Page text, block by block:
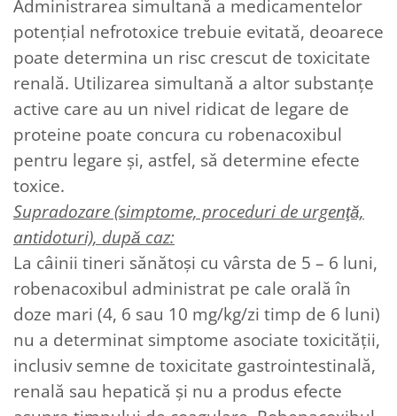
Administrarea simultană a medicamentelor
potenţial nefrotoxice trebuie evitată, deoarece
poate determina un risc crescut de toxicitate
renală. Utilizarea simultană a altor substanţe
active care au un nivel ridicat de legare de
proteine poate concura cu robenacoxibul
pentru legare şi, astfel, să determine efecte
toxice.
Supradozare (simptome, proceduri de urgenţă,
antidoturi), după caz:
La câinii tineri sănătoşi cu vârsta de 5 – 6 luni,
robenacoxibul administrat pe cale orală în
doze mari (4, 6 sau 10 mg/kg/zi timp de 6 luni)
nu a determinat simptome asociate toxicităţii,
inclusiv semne de toxicitate gastrointestinală,
renală sau hepatică şi nu a produs efecte